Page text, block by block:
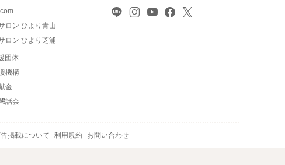
ロン ひより青山
ロン ひより芝浦
団体
機構
金
話会
掲載について 利用規約 お問い合わせ